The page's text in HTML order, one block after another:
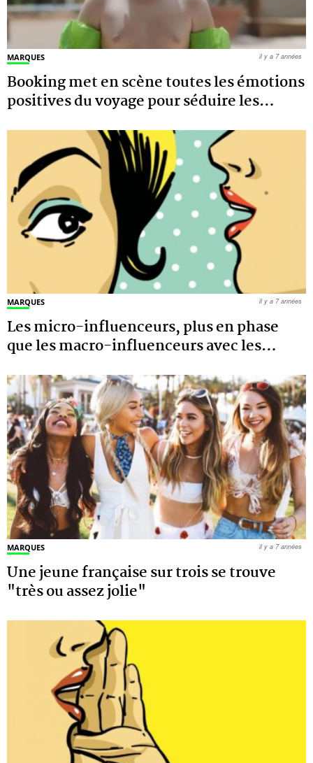
MARQUES
Booking met en scène toutes les émotions
positives du voyage pour séduire les…
il y a 7 années
MARQUES
Les micro-influenceurs, plus en phase
que les macro-influenceurs avec les…
il y a 7 années
MARQUES
Une jeune française sur trois se trouve
"très ou assez jolie"
il y a 7 années